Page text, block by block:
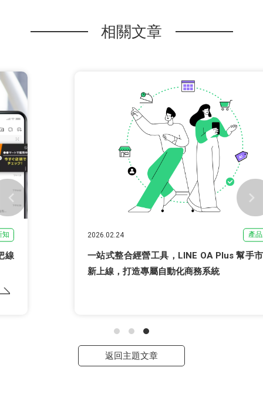
相關文章
一站式整合經營工具，LINE OA Plus 幫手市集全
新上線，打造專屬自動化商務系統
返回主題文章